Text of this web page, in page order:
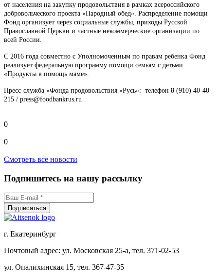
от населения на закупку продовольствия в рамках всероссийского
добровольческого проекта «Народный обед». Распределение помощи
Фонд организует через социальные службы, приходы Русской
Православной Церкви и частные некоммерческие организации по
всей России.
С 2016 года совместно с Уполномоченным по правам ребенка Фонд
реализует федеральную программу помощи семьям с детьми
«Продукты в помощь маме».
Пресс-служба «Фонда продовольствия «Русь»: телефон 8 (910) 40-40-
215 / press@foodbankrus.ru
0
0
Смотреть все новости
Подпишитесь на нашу рассылку
г. Екатеринбург
Почтовый адрес: ул. Московская 25-а, тел. 371-02-53
ул. Опалихинская 15, тел. 367-47-35